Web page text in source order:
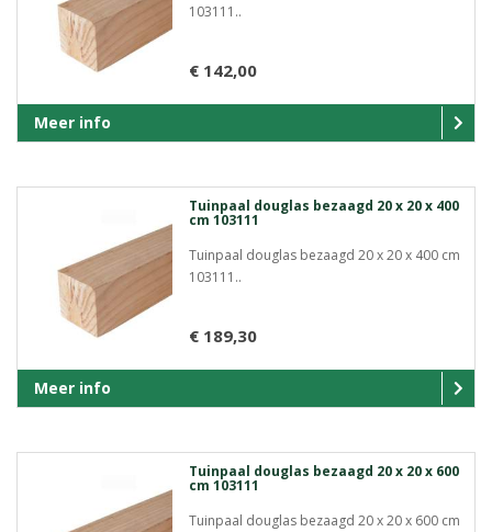
103111..
€ 142,00
Meer info
Tuinpaal douglas bezaagd 20 x 20 x 400
cm 103111
Tuinpaal douglas bezaagd 20 x 20 x 400 cm
103111..
€ 189,30
Meer info
Tuinpaal douglas bezaagd 20 x 20 x 600
cm 103111
Tuinpaal douglas bezaagd 20 x 20 x 600 cm